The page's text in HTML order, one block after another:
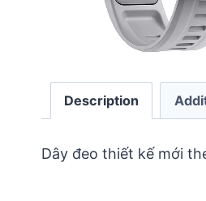
Description
Dây đeo thiết kế mới